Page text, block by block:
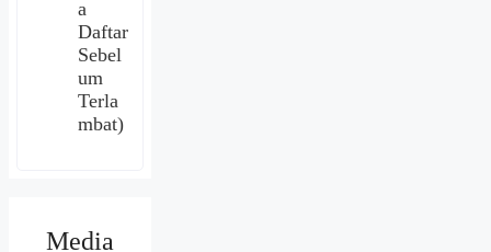
a
Daftar
Sebel
um
Terla
mbat)
Media